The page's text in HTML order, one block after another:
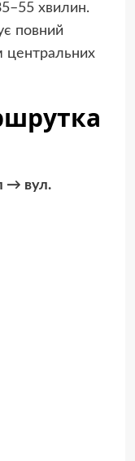
хвилин.
повний
центральних
→ вул.